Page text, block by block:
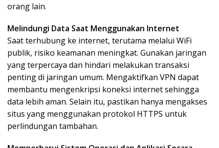
orang lain.
Melindungi Data Saat Menggunakan Internet
Saat terhubung ke internet, terutama melalui WiFi
publik, risiko keamanan meningkat. Gunakan jaringan
yang terpercaya dan hindari melakukan transaksi
penting di jaringan umum. Mengaktifkan VPN dapat
membantu mengenkripsi koneksi internet sehingga
data lebih aman. Selain itu, pastikan hanya mengakses
situs yang menggunakan protokol HTTPS untuk
perlindungan tambahan.